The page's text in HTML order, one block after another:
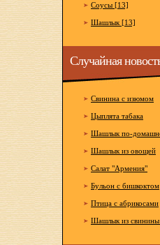
Соусы [13]
Шашлык [13]
Случайная
Свинина с изюмом
Цыплята табака
Шашлык по-
Шашлык из овощей
Салат "Армения"
Бульон с бишкоктом
Птица с абрикосами
Шашлык из